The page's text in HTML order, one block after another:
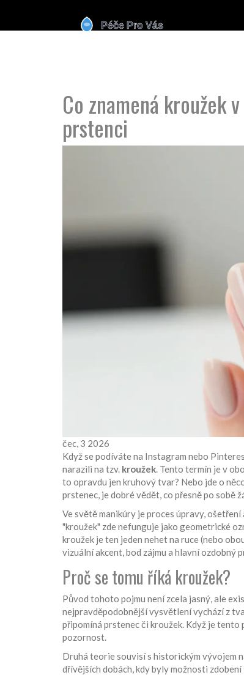
Co znamená kroužek
prstenci
čec, 3 2026
Když se podíváte na Instagram nebo
narazili na tzv. kroužek. Tento termín je v
to opravdu jen kruhový tvar? Nebo jde o
prstenec, je dobré vědět, co přesně po sobě
Ve světěmanikúry jeproces úpravy, ošetření
"kroužek" zde nefunguje jako geometrické
kroužek je ten jeden nehet na ruce (nebo
vizuální akcent, bod zájmu a hlavní ozdobný
Proč se tomu říká kroužek?
Původ tohoto pojmu není zcela jasný, ale
nejpravděpodobnější vysvětlení vychází z
připomíná prstenec či kroužek. Když je tento
pozornost.
Druhá teorie souvisí s historickým vývojem
dřívějších dobách, kdy byly možnosti